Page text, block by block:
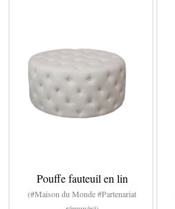
Pouffe fauteuil en lin
(#Maison du Monde #Partenariat